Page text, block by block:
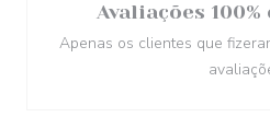
Avaliações
Apenas os clientes que